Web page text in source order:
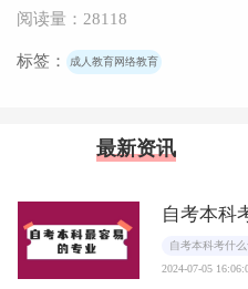
阅读量：28118
标签： 成人教育网络教育
最新资讯
自考本科
自考本科考什
2024-07-05